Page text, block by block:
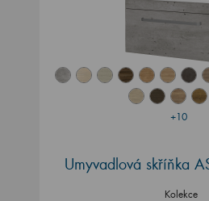
+10
Umyvadlová skříňka
Kolekce